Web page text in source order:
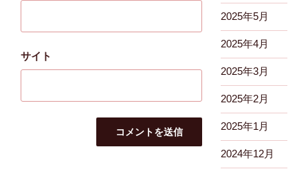
サイト
2025年5月
2025年4月
2025年3月
2025年2月
2025年1月
2024年12月